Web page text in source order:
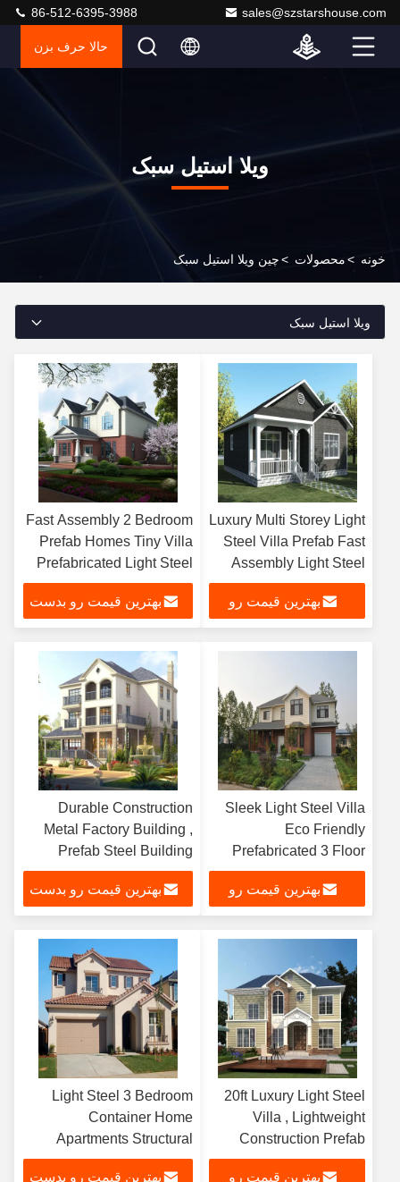
sales@szstarshouse.com
86-512-6395-3988
حالا حرف بزن
ویلا استیل سبک
خونه >محصولات >چین ویلا استیل سبک
ویلا استیل سبک
Luxury Multi Storey Light
Steel Villa Prefab Fast
Assembly Light Steel
Structure Villa
بهترین قیمت رو
Fast Assembly 2 Bedroom
Prefab Homes Tiny Villa
Prefabricated Light Steel
Houses
بهترین قیمت رو بدست
Sleek Light Steel Villa
Eco Friendly
Prefabricated 3 Floor
Container House
بهترین قیمت رو
Durable Construction
Metal Factory Building ,
Prefab Steel Building
Manufacturers
بهترین قیمت رو بدست
20ft Luxury Light Steel
Villa , Lightweight
Construction Prefab
Villa House
بهترین قیمت رو
Light Steel 3 Bedroom
Container Home
Apartments Structural
Design
بهترین قیمت رو بدست